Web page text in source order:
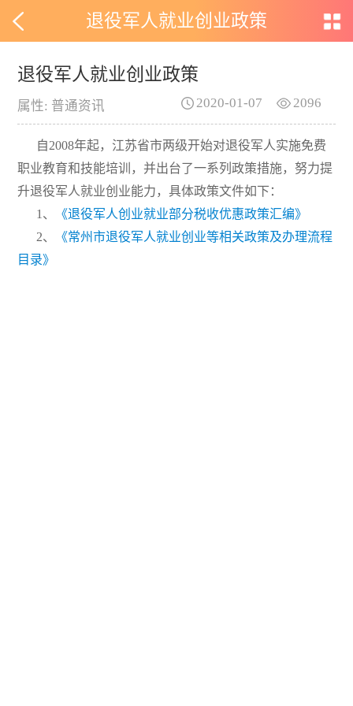
退役军人就业创业政策
退役军人就业创业政策
属性: 普通资讯 2096
2020-01-07
自2008年起，江苏省市两级开始对退役军人实施免费
职业教育和技能培训，并出台了一系列政策措施，努力提
升退役军人就业创业能力，具体政策文件如下：
1、
《退役军人创业就业部分税收优惠政策汇编》
2、
《常州市退役军人就业创业等相关政策及办理流程
目录》